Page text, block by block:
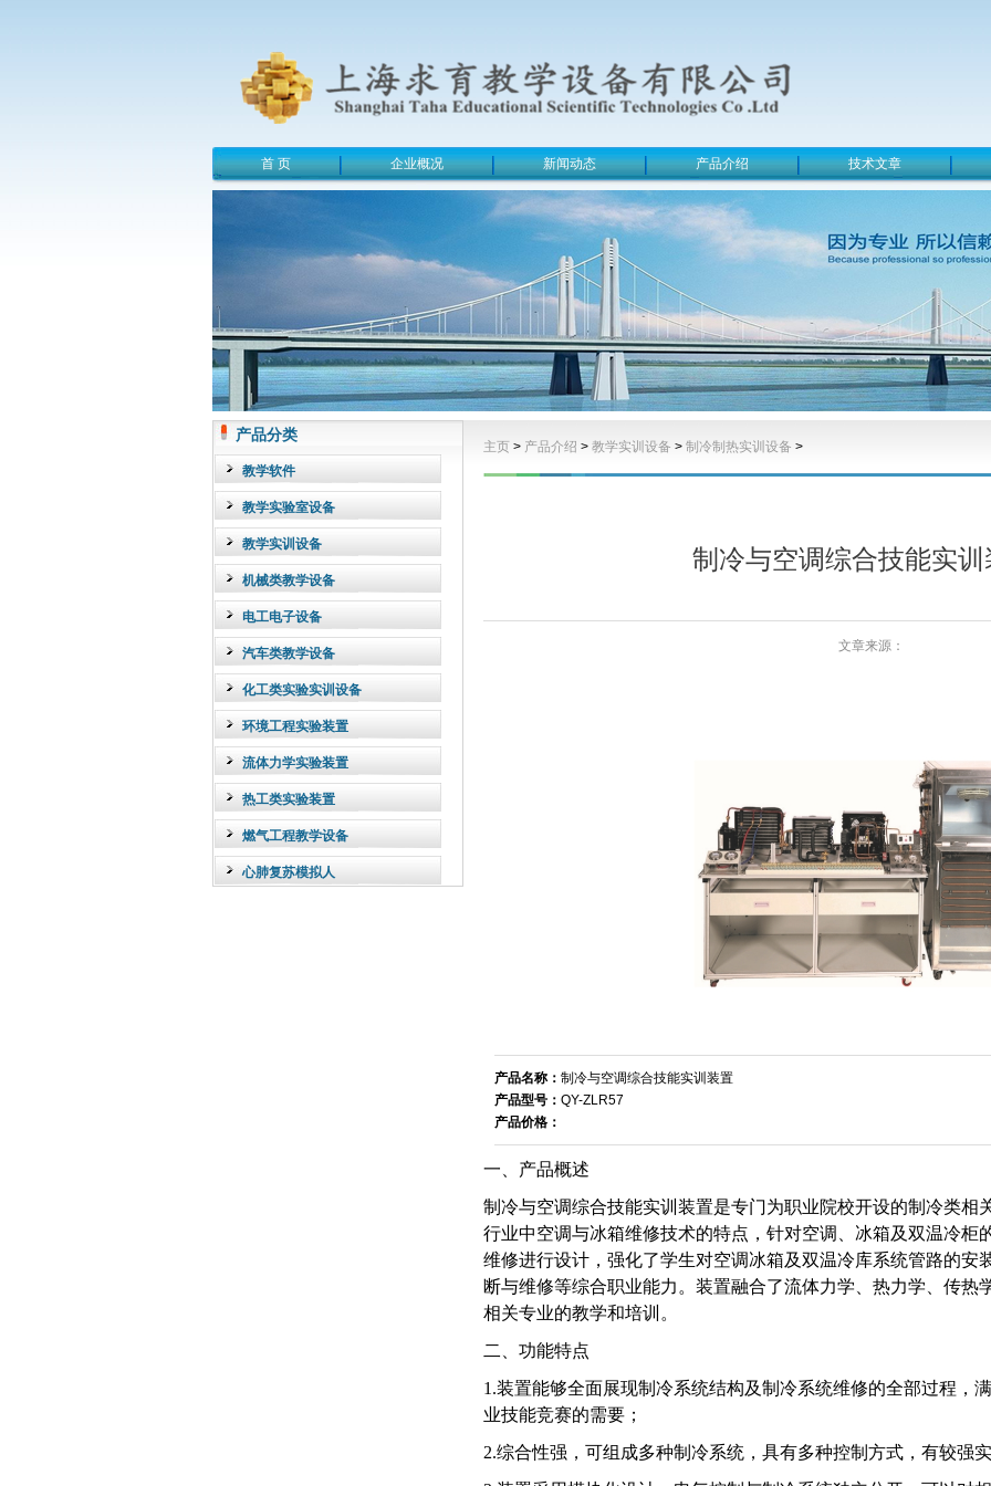
首 页 企业概况 新闻动态 产品介绍 技术文章
产品分类
教学软件
教学实验室设备
教学实训设备
机械类教学设备
电工电子设备
汽车类教学设备
化工类实验实训设备
环境工程实验装置
流体力学实验装置
热工类实验装置
燃气工程教学设备
心肺复苏模拟人
主页 > 产品介绍 > 教学实训设备 > 制冷制热实训设备 >
制冷与空调综合技能实训
文章来源：
产品名称： 制冷与空调综合技能实训装置
产品型号： QY-ZLR57
产品价格：
一、产品概述
制冷与空调综合技能实训装置是专门为职业院校开设的制冷类相
行业中空调与冰箱维修技术的特点，针对空调、冰箱及双温冷柜
维修进行设计，强化了学生对空调冰箱及双温冷库系统管路的安
断与维修等综合职业能力。装置融合了流体力学、热力学、传热
相关专业的教学和培训。
二、功能特点
1.装置能够全面展现制冷系统结构及制冷系统维修的全部过程，
业技能竞赛的需要；
2.综合性强，可组成多种制冷系统，具有多种控制方式，有较强